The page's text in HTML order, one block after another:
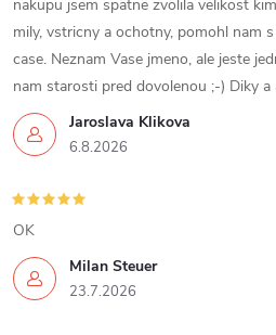
Jaroslava Klikova
6.8.2026
nakupu jsem spatne zvolila velikost
mily, vstricny a ochotny, pomohl nam
case. Neznam Vase jmeno, ale jeste
nam starosti pred dovolenou ;-) Diky a
Milan Steuer
23.7.2026
OK